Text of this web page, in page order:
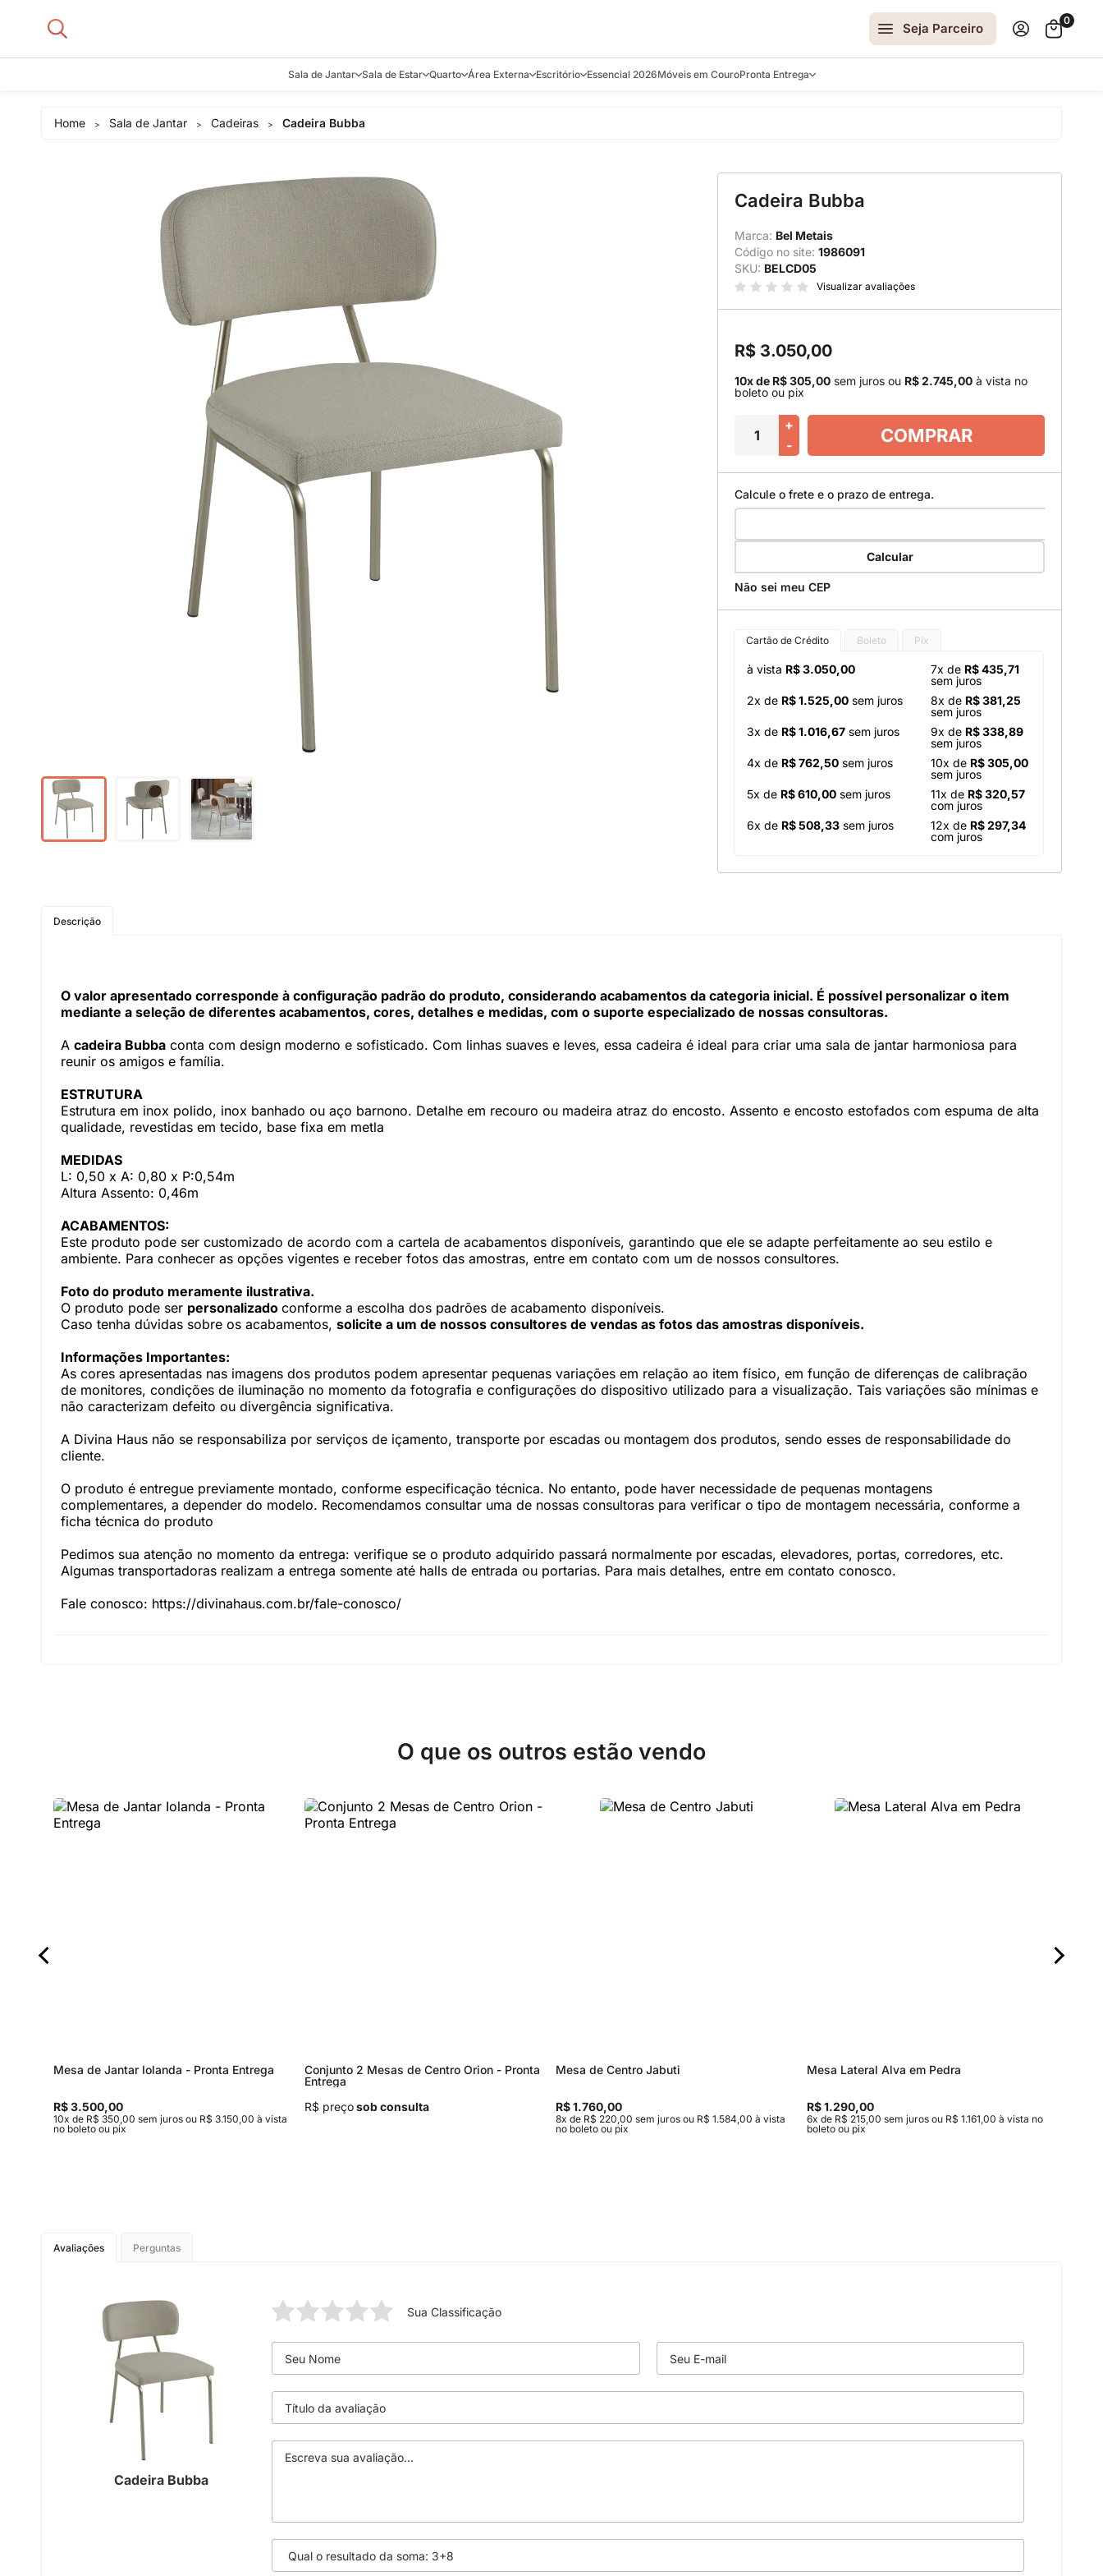
Seja Parceiro
0
Sala de Jantar
Carrinhos de Bar, Chá e
Adegas
Mesas de Jantar
Sala de Estar
Mesas Laterais e de Apoio
Poltronas
Racks e Sofá Table
Puffs e Bancos
Sofás
Quarto Área Externa Escritório Essencial 2026Móveis em CouroPronta Entrega
Decoração e Espelhos
Mesas de Apoio e Laterais
Mesas de Centro
Mesas de Jantar
Móveis Soltos
Home > Sala de Jantar > Cadeiras > Cadeira Bubba
Cadeira Bubba
Marca: Bel Metais
Código no site: 1986091
SKU: BELCD05
Visualizar avaliações
R$ 3.050,00
10x de R$ 305,00 sem juros ou R$ 2.745,00 à vista no
boleto ou pix
+
-
COMPRAR
Calcule o frete e o prazo de entrega.
Calcular
Não sei meu CEP
Cartão de Crédito Boleto Pix
à vista R$ 3.050,00
2x de R$ 1.525,00 sem juros
3x de R$ 1.016,67 sem juros
4x de R$ 762,50 sem juros
5x de R$ 610,00 sem juros
6x de R$ 508,33 sem juros
7x de R$ 435,71
sem juros
8x de R$ 381,25
sem juros
9x de R$ 338,89
sem juros
10x de R$ 305,00
sem juros
11x de R$ 320,57
com juros
12x de R$ 297,34
com juros
Descrição
O valor apresentado corresponde à configuração padrão do produto, considerando acabamentos da categoria inicial. É possível personalizar o item
mediante a seleção de diferentes acabamentos, cores, detalhes e medidas, com o suporte especializado de nossas consultoras.
A cadeira Bubba conta com design moderno e sofisticado. Com linhas suaves e leves, essa cadeira é ideal para criar uma sala de jantar harmoniosa para
reunir os amigos e família.
ESTRUTURA
Estrutura em inox polido, inox banhado ou aço barnono. Detalhe em recouro ou madeira atraz do encosto. Assento e encosto estofados com espuma de alta
qualidade, revestidas em tecido, base fixa em metla
MEDIDAS
L: 0,50 x A: 0,80 x P:0,54m
Altura Assento: 0,46m
ACABAMENTOS:
Este produto pode ser customizado de acordo com a cartela de acabamentos disponíveis, garantindo que ele se adapte perfeitamente ao seu estilo e
ambiente. Para conhecer as opções vigentes e receber fotos das amostras, entre em contato com um de nossos consultores.
Foto do produto meramente ilustrativa.
O produto pode ser personalizado conforme a escolha dos padrões de acabamento disponíveis.
Caso tenha dúvidas sobre os acabamentos, solicite a um de nossos consultores de vendas as fotos das amostras disponíveis.
Informações Importantes:
As cores apresentadas nas imagens dos produtos podem apresentar pequenas variações em relação ao item físico, em função de diferenças de calibração
de monitores, condições de iluminação no momento da fotografia e configurações do dispositivo utilizado para a visualização. Tais variações são mínimas e
não caracterizam defeito ou divergência significativa.
A Divina Haus não se responsabiliza por serviços de içamento, transporte por escadas ou montagem dos produtos, sendo esses de responsabilidade do
cliente.
O produto é entregue previamente montado, conforme especificação técnica. No entanto, pode haver necessidade de pequenas montagens
complementares, a depender do modelo. Recomendamos consultar uma de nossas consultoras para verificar o tipo de montagem necessária, conforme a
ficha técnica do produto
Pedimos sua atenção no momento da entrega: verifique se o produto adquirido passará normalmente por escadas, elevadores, portas, corredores, etc.
Algumas transportadoras realizam a entrega somente até halls de entrada ou portarias. Para mais detalhes, entre em contato conosco.
Fale conosco: https://divinahaus.com.br/fale-conosco/
O que os outros estão vendo
Mesa de Jantar Iolanda - Pronta Entrega
R$ 3.500,00
10x de R$ 350,00 sem juros ou R$ 3.150,00 à vista
no boleto ou pix
Conjunto 2 Mesas de Centro Orion - Pronta
Entrega
R$ preçosob consulta
Mesa de Centro Jabuti
R$ 1.760,00
8x de R$ 220,00 sem juros ou R$ 1.584,00 à vista
no boleto ou pix
Mesa Lateral Alva em Pedra
R$ 1.290,00
6x de R$ 215,00 sem juros ou R$ 1.161,00 à vista no
boleto ou pix
Avaliações Perguntas
Cadeira Bubba
Sua Classificação